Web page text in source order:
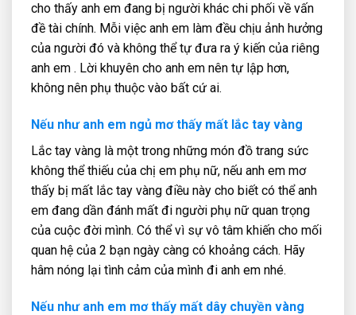
cho thấy anh em đang bị người khác chi phối về vấn
đề tài chính. Mỗi việc anh em làm đều chịu ảnh hưởng
của người đó và không thể tự đưa ra ý kiến của riêng
anh em . Lời khuyên cho anh em nên tự lập hơn,
không nên phụ thuộc vào bất cứ ai.
Nếu như anh em ngủ mơ thấy mất lắc tay vàng
Lắc tay vàng là một trong những món đồ trang sức
không thể thiếu của chị em phụ nữ, nếu anh em mơ
thấy bị mất lắc tay vàng điều này cho biết có thể anh
em đang dần đánh mất đi người phụ nữ quan trọng
của cuộc đời mình. Có thể vì sự vô tâm khiến cho mối
quan hệ của 2 bạn ngày càng có khoảng cách. Hãy
hâm nóng lại tình cảm của mình đi anh em nhé.
Nếu như anh em mơ thấy mất dây chuyền vàng